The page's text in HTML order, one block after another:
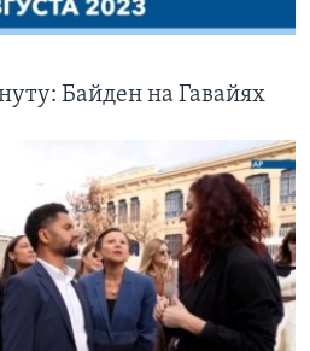
Байден на Гавайях